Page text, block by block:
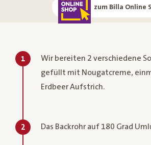
zum Billa Online
1
Wir bereiten 2 verschiedene
gefüllt mit Nougatcreme,
Erdbeer Aufstrich.
2 Das Backrohr auf 180 Grad